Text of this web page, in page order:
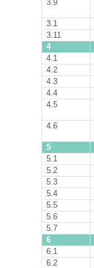
3.9
3.1
3.11
4
4.1
4.2
4.3
4.4
4.5
4.6
5
5.1
5.2
5.3
5.4
5.5
5.6
5.7
6
6.1
6.2